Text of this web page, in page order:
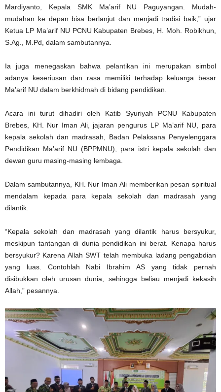
Mardiyanto, Kepala SMK Ma’arif NU Paguyangan. Mudah-
mudahan ke depan bisa berlanjut dan menjadi tradisi baik,” ujar
Ketua LP Ma’arif NU PCNU Kabupaten Brebes, H. Moh. Robikhun,
S.Ag., M.Pd, dalam sambutannya.
Ia juga menegaskan bahwa pelantikan ini merupakan simbol
adanya keseriusan dan rasa memiliki terhadap keluarga besar
Ma’arif NU dalam berkhidmah di bidang pendidikan.
Acara ini turut dihadiri oleh Katib Syuriyah PCNU Kabupaten
Brebes, KH. Nur Iman Ali, jajaran pengurus LP Ma’arif NU, para
kepala sekolah dan madrasah, Badan Pelaksana Penyelenggara
Pendidikan Ma’arif NU (BPPMNU), para istri kepala sekolah dan
dewan guru masing-masing lembaga.
Dalam sambutannya, KH. Nur Iman Ali memberikan pesan spiritual
mendalam kepada para kepala sekolah dan madrasah yang
dilantik.
“Kepala sekolah dan madrasah yang dilantik harus bersyukur,
meskipun tantangan di dunia pendidikan ini berat. Kenapa harus
bersyukur? Karena Allah SWT telah membuka ladang pengabdian
yang luas. Contohlah Nabi Ibrahim AS yang tidak pernah
disibukkan oleh urusan dunia, sehingga beliau menjadi kekasih
Allah,” pesannya.